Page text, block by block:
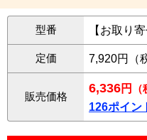
型番 【お取り
定価 7,920円（
販売価格
6,336円
126ポイン